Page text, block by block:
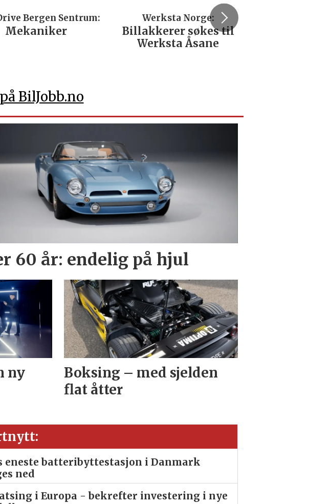
Bergen Sentrum:
Mekaniker
Werksta Norge:
Billakkerer søkes til
Werksta Åsane
BilJobb.no
60 år: endelig på hjul
ny
Boksing – med sjelden
flat åtter
eneste batteribyttestasjon i Danmark
ned
i Europa - bekrefter investering i nye